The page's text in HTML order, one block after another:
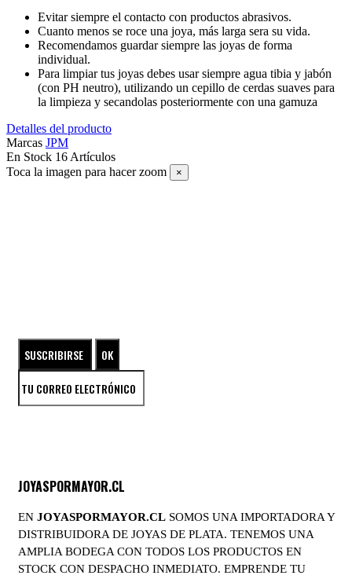
Evitar siempre el contacto con productos abrasivos.
Cuanto menos se roce una joya, más larga sera su vida.
Recomendamos guardar siempre las joyas de forma
individual.
Para limpiar tus joyas debes usar siempre agua tibia y jabón
(con PH neutro), utilizando un cepillo de cerdas suaves para
la limpieza y secandolas posteriormente con una gamuza
Detalles del producto
Marcas JPM
En Stock 16 Artículos
Toca la imagen para hacer zoom
×
JOYASPORMAYOR.CL
EN JOYASPORMAYOR.CL SOMOS UNA IMPORTADORA Y
DISTRIBUIDORA DE JOYAS DE PLATA. TENEMOS UNA
AMPLIA BODEGA CON TODOS LOS PRODUCTOS EN
STOCK CON DESPACHO INMEDIATO. EMPRENDE TU